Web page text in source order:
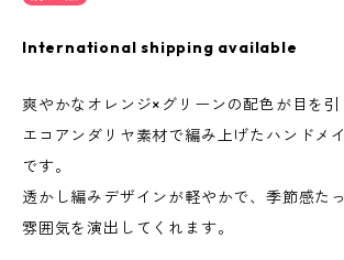
International shipping available
爽やかなオレンジ×グリーンの配色が目を
エコアンダリヤ素材で編み上げたハンドメ
です。
透かし編みデザインが軽やかで、季節感た
雰囲気を演出してくれます。